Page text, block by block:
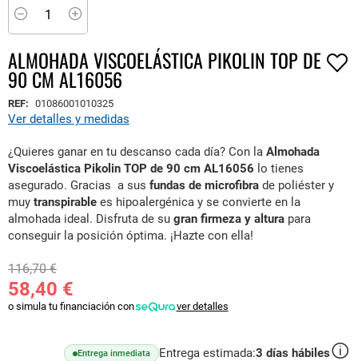
comienzo
de
galería
de
ALMOHADA VISCOELÁSTICA PIKOLIN TOP DE
90 CM AL16056
Ver detalles y medidas
REF: 01086001010325
¿Quieres ganar en tu descanso cada día? Con la Almohada
Viscoelástica Pikolin TOP de 90 cm AL16056 lo tienes
asegurado. Gracias a sus fundas de microfibra de poliéster y
muy transpirable es hipoalergénica y se convierte en la
almohada ideal. Disfruta de su gran firmeza y altura para
conseguir la posición óptima. ¡Hazte con ella!
58,40 €
116,70 €
o simula tu financiación con ver detalles
Minus
Entrega inmediata Entrega estimada:3 días hábiles